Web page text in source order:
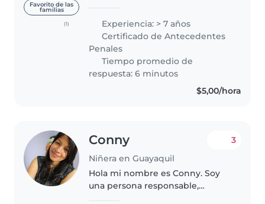
Favorito de las
familias
(1)
amigable, divertida y
responsable, y disfruto de
actividades como dibujar, leer
cuentos..
Experiencia: > 7 años
Certificado de Antecedentes
Penales
Tiempo promedio de
respuesta: 6 minutos
$5,00/hora
Conny
Niñera en Guayaquil
3
Hola mi nombre es Conny. Soy
una persona responsable,